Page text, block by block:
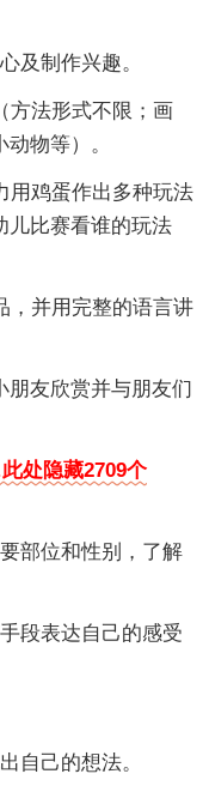
及制作兴趣。
方法形式不限；画
物等）。
用鸡蛋作出多种玩法
儿比赛看谁的玩法
，并用完整的语言讲
朋友欣赏并与朋友们
部位和性别，了解
段表达自己的感受
自己的想法。
处隐藏2709个